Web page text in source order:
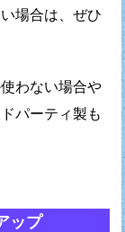
場合は、ぜひ
わない場合や
パーティ製も
ップ